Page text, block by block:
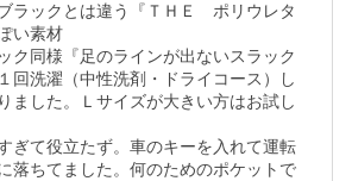
ラックとは違う『ＴＨＥ　ポリウレタ
い素材
ク同様『足のラインが出ないスラック
回洗濯（中性洗剤・ドライコース）し
ました。Ｌサイズが大きい方はお試し
ぎて役立たず。車のキーを入れて運転
落ちてました。何のためのポケットで